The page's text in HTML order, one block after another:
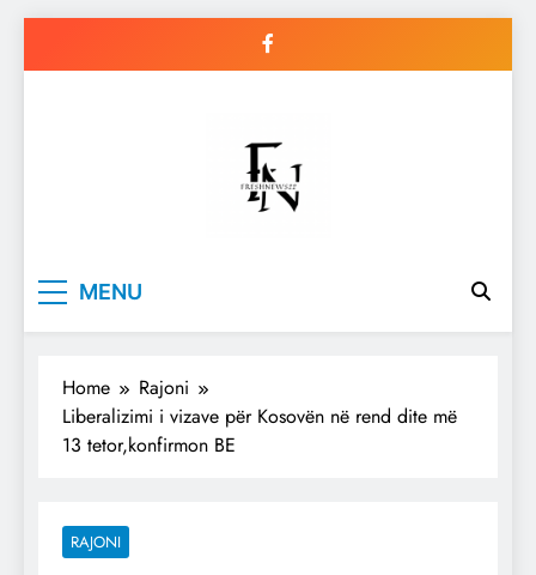
MENU
Home
Rajoni
Liberalizimi i vizave për Kosovën në rend dite më
13 tetor,konfirmon BE
RAJONI